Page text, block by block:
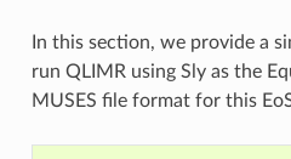
In this section, we provide a
run QLIMR using Sly as the
MUSES file format for this